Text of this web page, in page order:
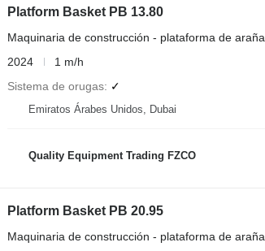
Platform Basket PB 13.80
Maquinaria de construcción - plataforma de araña
2024
1 m/h
Sistema de orugas
✓
Emiratos Árabes Unidos, Dubai
Quality Equipment Trading FZCO
Platform Basket PB 20.95
Maquinaria de construcción - plataforma de araña